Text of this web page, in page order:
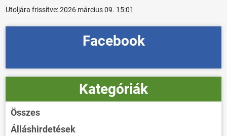
Utoljára frissítve:2026 március 09. 15:01
Facebook
Kategóriák
Összes
Álláshirdetések